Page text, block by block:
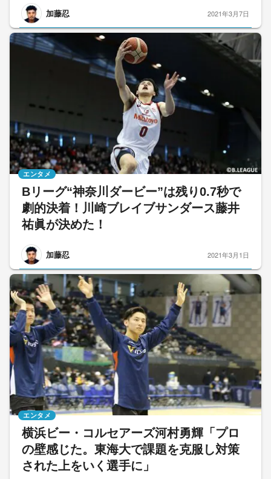
加藤忍 2021年3月7日
Bリーグ“神奈川ダービー”は残り0.7秒で
劇的決着！川崎ブレイブサンダース藤井
祐眞が決めた！
加藤忍
エンタメ
2021年3月1日
横浜ビー・コルセアーズ河村勇輝「プロ
の壁感じた。東海大で課題を克服し対策
された上をいく選手に」
エンタメ